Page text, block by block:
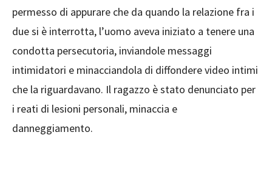
permesso di appurare che da quando la relazione fra i
due si è interrotta, l’uomo aveva iniziato a tenere una
condotta persecutoria, inviandole messaggi
intimidatori e minacciandola di diffondere video intimi
che la riguardavano. Il ragazzo è stato denunciato per
i reati di lesioni personali, minaccia e
danneggiamento.